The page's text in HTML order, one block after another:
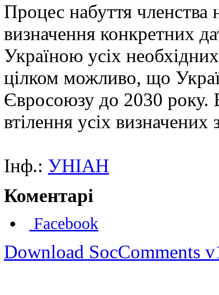
Процес набуття членства
визначення конкретних
Україною усіх
цілком можливо, що
Євросоюзу до 2030 року.
втілення усіх визначених
Інф.: УНІАН
Коментарі
Facebook
Download SocComments